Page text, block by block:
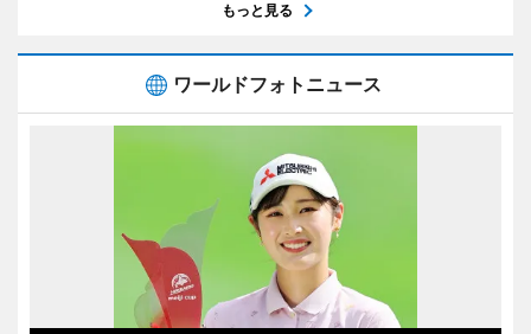
もっと見る
ワールドフォトニュース